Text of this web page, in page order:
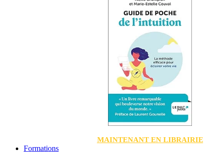
MAINTENANT EN LIBRAIRIE
Formations